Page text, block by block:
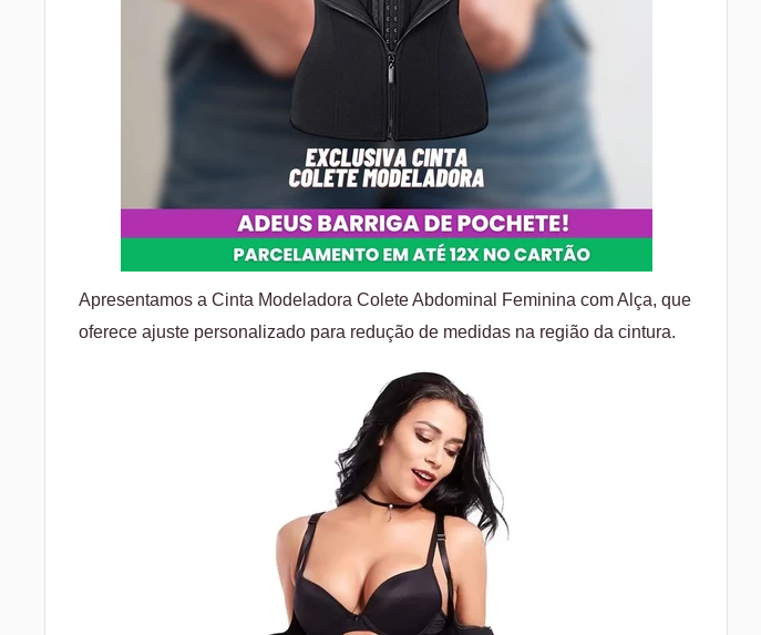
Apresentamos a Cinta Modeladora Colete Abdominal Feminina com Alça, que
oferece ajuste personalizado para redução de medidas na região da cintura.